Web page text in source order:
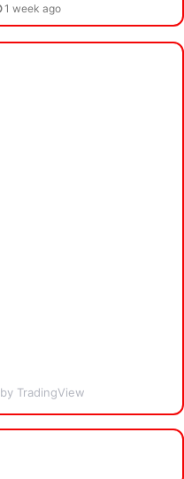
1 week ago
by TradingView